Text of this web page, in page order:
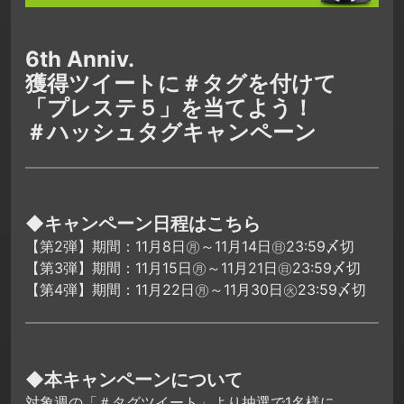
6th Anniv.
獲得ツイートに＃タグを付けて
「プレステ５」を当てよう！
＃ハッシュタグキャンペーン
◆キャンペーン日程はこちら
【第2弾】期間：11月8日㊊～11月14日㊐23:59〆切
【第3弾】期間：11月15日㊊～11月21日㊐23:59〆切
【第4弾】期間：11月22日㊊～11月30日㊋23:59〆切
◆本キャンペーンについて